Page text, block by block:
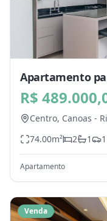
Apartamento
Canoas - RS
R$
Centro, Canoas -
74.00m² 2 1 1
Apartamento
Venda